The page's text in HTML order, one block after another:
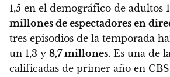
1,5 en el demográfico de adultos
millones de espectadores en
tres episodios de la temporada
un 1,3 y 8,7 millones. Es una de
calificadas de primer año en